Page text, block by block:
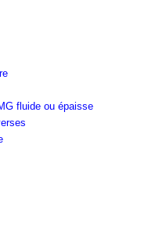
fluide ou épaisse